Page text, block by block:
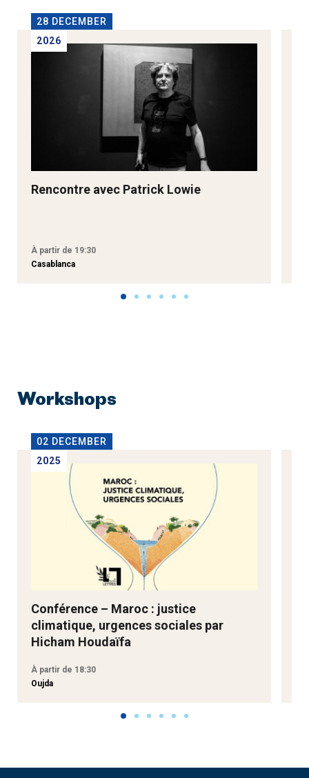
28 DECEMBER
2026
Rencontre avec Patrick Lowie
À partir de 19:30
Casablanca
Workshops
02 DECEMBER
2025
Conférence – Maroc : justice
climatique, urgences sociales par
Hicham Houdaïfa
À partir de 18:30
Oujda